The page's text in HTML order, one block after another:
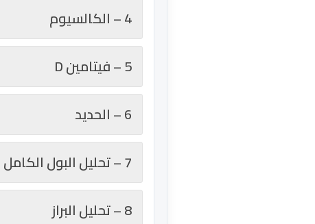
4 – الكالسيوم
5 – فيتامين D
6 – الحديد
7 – تحليل البول الكامل
8 – تحليل البراز